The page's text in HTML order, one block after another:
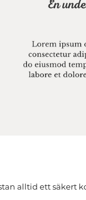
alltid ett säkert